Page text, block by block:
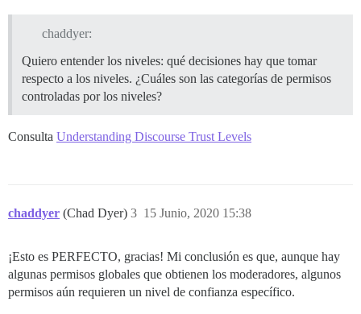
chaddyer:
Quiero entender los niveles: qué decisiones hay que tomar
respecto a los niveles. ¿Cuáles son las categorías de permisos
controladas por los niveles?
Consulta Understanding Discourse Trust Levels
chaddyer (Chad Dyer) 15 Junio, 2020 15:38
3
¡Esto es PERFECTO, gracias! Mi conclusión es que, aunque hay
algunas permisos globales que obtienen los moderadores, algunos
permisos aún requieren un nivel de confianza específico.